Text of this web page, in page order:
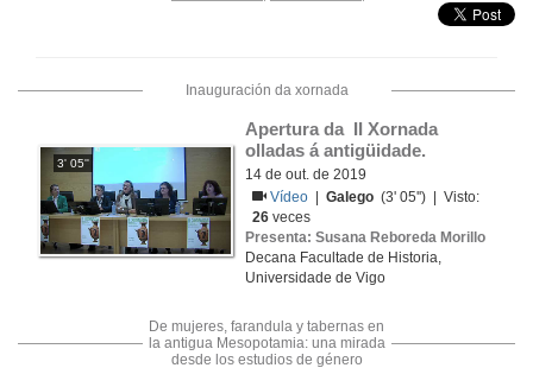
Inauguración da xornada
3' 05''
Apertura da  II Xornada
olladas á antigüidade.
14 de out. de 2019
Vídeo
|Galego (3' 05'') | Visto:
26 veces
Presenta: Susana Reboreda Morillo
Decana Facultade de Historia,
Universidade de Vigo
De mujeres, farandula y tabernas en
la antigua Mesopotamia: una mirada
desde los estudios de género